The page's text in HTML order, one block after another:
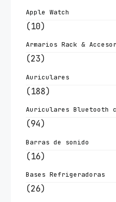
Apple Watch
(10)
Armarios Rack &
(23)
Auriculares
(188)
Auriculares Bluetooth
(94)
Barras de sonido
(16)
Bases Refrigeradoras
(26)